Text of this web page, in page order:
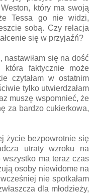
który ma swoją
Tessa go nie widzi,
sobą. Czy relacja
się w przyjaźń?
nastawiłam się na dość
która faktycznie może
czytałam w ostatnim
tylko utwierdzałam
muszę wspomnieć, że
za bardzo cukierkowa,
życie bezpowrotnie się
utraty wzroku na
wszystko ma teraz czas
osoby niewidome na
nie spotkałam
dla młodzieży,